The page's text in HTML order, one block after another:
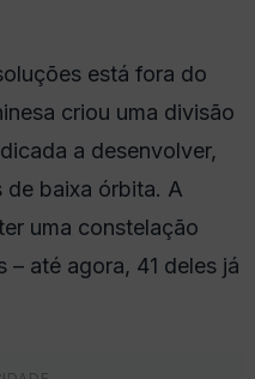
está fora do
criou uma divisão
a desenvolver,
de baixa órbita. A
uma constelação
até agora, 41 deles já